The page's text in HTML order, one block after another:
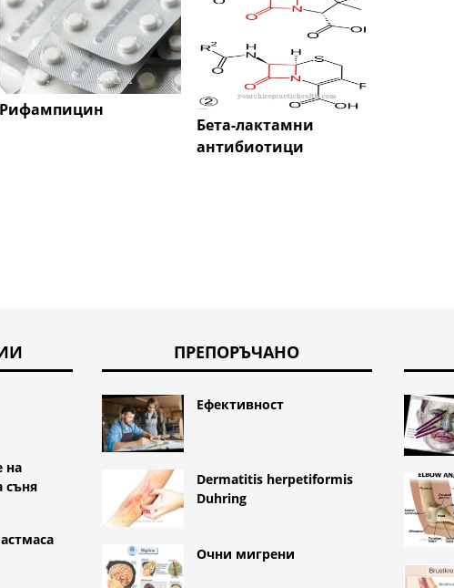
Рифампицин
Бета-лактамни
антибиотици
на
съня
ПРЕПОРЪЧАНО
Ефективност
Dermatitis herpetiformis
Duhring
Очни мигрени